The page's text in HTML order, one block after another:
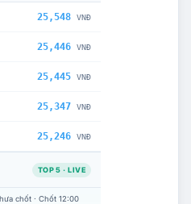
25,548 VNĐ
25,446 VNĐ
25,445 VNĐ
25,347 VNĐ
25,246 VNĐ
TOP 5 · LIVE
chốt · Chốt 12:00